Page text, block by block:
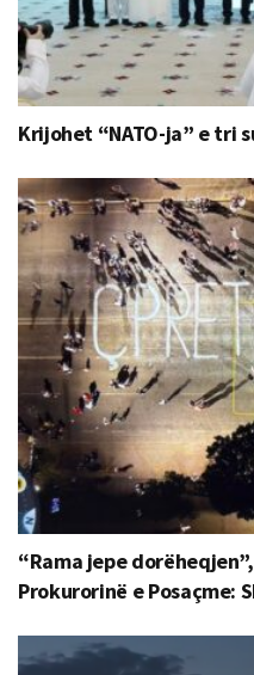
Krijohet “NATO-ja” e tri
“Rama jepe
Prokurorinë e Posaçme: